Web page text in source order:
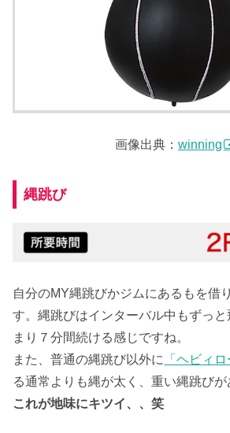
画像出典： winning
縄跳び
自分のMY縄跳びかジムにあるもを借
す。縄跳びはインターバル中もずっ
まり７分間続ける感じですね。
また、普通の縄跳び以外に
「ヘビィロ
る通常よりも縄が太く、重い縄跳びが
これが地味にキツイ、、笑